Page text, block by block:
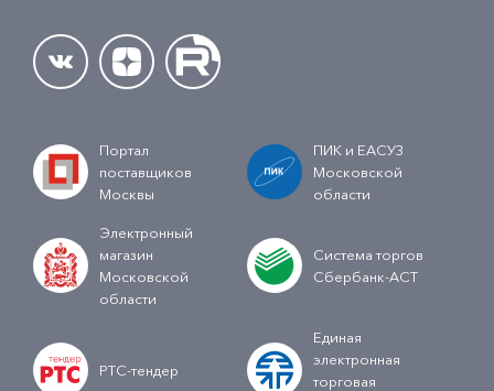
Портал
поставщиков
Москвы
ПИК и ЕАСУЗ
Московской
области
Электронный
магазин
Московской
области
Система торгов
Сбербанк-АСТ
РТС-тендер
Единая
электронная
торговая